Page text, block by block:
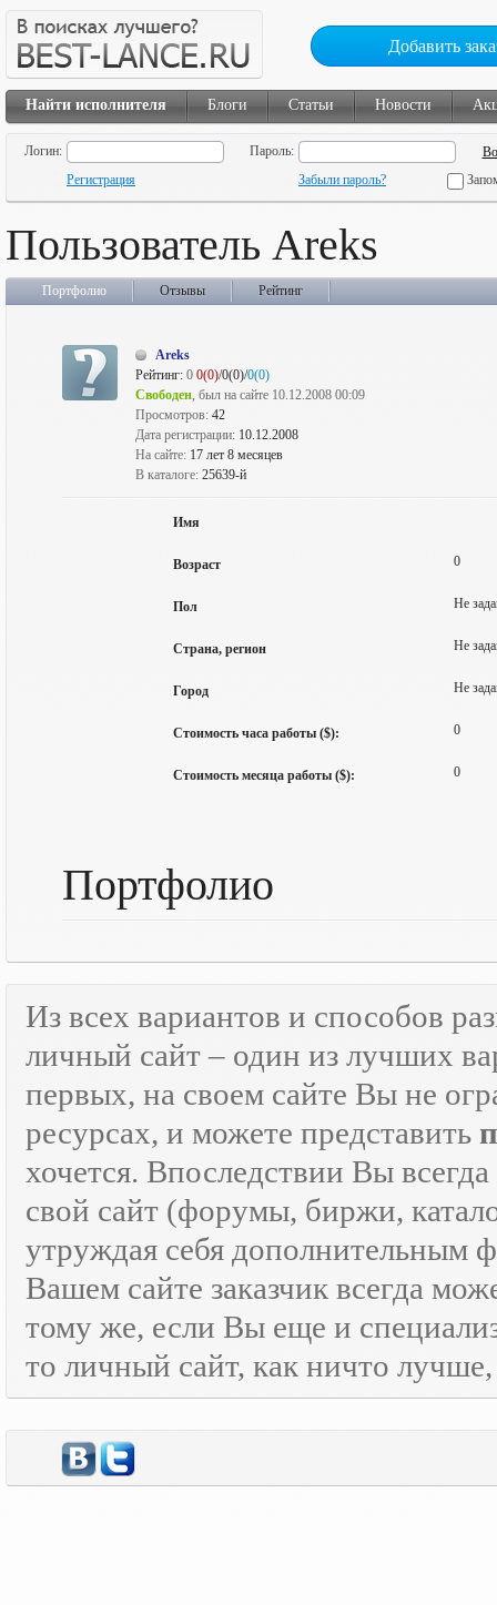
Добавить
Найти исполнителя Блоги Статьи Новости
Логин:
Пароль:
Регистрация
Забыли пароль?
Пользователь Areks
Портфолио Отзывы Рейтинг
Areks
Рейтинг: 0 0(0)/0(0)/0(0)
Свободен, был на сайте 10.12.2008 00:09
Просмотров: 42
Дата регистрации: 10.12.2008
На сайте: 17 лет 8 месяцев
В каталоге: 25639-й
Имя
Возраст 0
Пол Не
Страна, регион Не
Город Не
Стоимость часа работы ($): 0
Стоимость месяца работы ($): 0
Портфолио
Из всех вариантов и способов
личный сайт – один из лучших
первых, на своем сайте Вы не
ресурсах, и можете представить
хочется. Впоследствии Вы
свой сайт (форумы, биржи,
утруждая себя дополнительным
Вашем сайте заказчик всегда
тому же, если Вы еще и
то личный сайт, как ничто